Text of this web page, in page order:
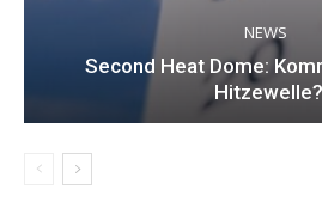
NEWS
Second Heat Dome:
Hitzewelle?